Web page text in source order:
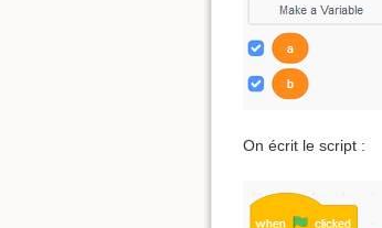
On écrit le script :